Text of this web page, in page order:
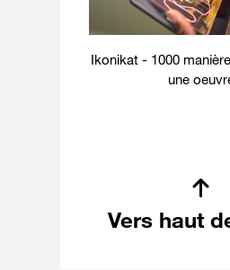
Ikonikat - 1000
une
Vers haut